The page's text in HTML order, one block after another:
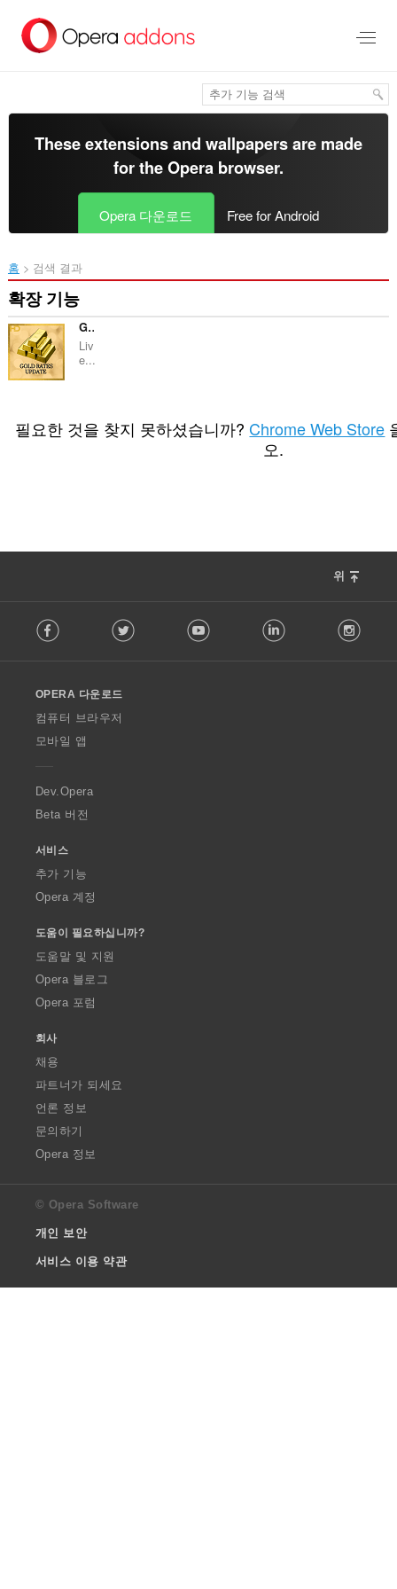
건
These extensions and wallpapers are made
for theOpera browser.
Opera 다운로드 Free for Android
홈 검색 결과
확장 기능
Gold Rates Updates
Liv
e...
등
급
필요한 것을 찾지 못하셨습니까? Chrome Web Store
오.
위
o
w
O
p
a
Facebook Twitter Youtube LinkedIn
OPERA 다운로드
컴퓨터 브라우저
모바일 앱
Dev.Opera
Beta 버전
서비스
추가 기능
Opera 계정
도움이 필요하십니까?
도움말 및 지원
Opera 블로그
Opera 포럼
회사
채용
파트너가 되세요
언론 정보
문의하기
Opera 정보
© Opera Software
개인 보안
서비스 이용 약관